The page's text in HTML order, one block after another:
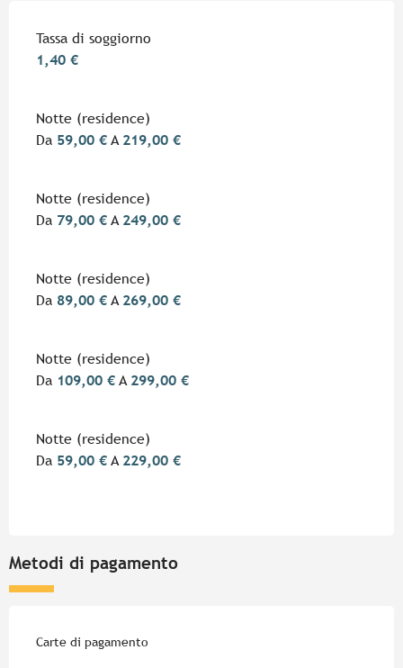
Tariffe 2026
Tassa di soggiorno
1,40 €
Notte (residence)
Da 59,00 € A 219,00 €
Notte (residence)
Da 79,00 € A 249,00 €
Notte (residence)
Da 89,00 € A 269,00 €
Notte (residence)
Da 109,00 € A 299,00 €
Notte (residence)
Da 59,00 € A 229,00 €
Metodi di pagamento
Carte di pagamento